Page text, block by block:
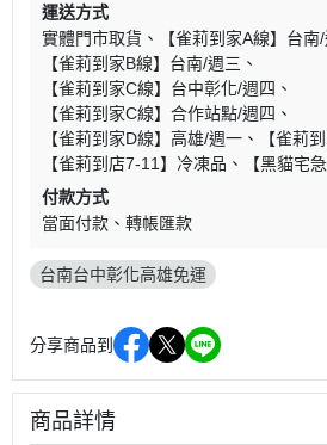
運送方式
實體門市取貨
【雀莉到家A線】台南
【雀莉到家B線】台南/週三
【雀莉到家C線】台中彰化/週四
【雀莉到家C線】合作站點/週四
【雀莉到家D線】高雄/週一
【雀莉
【雀莉到店7-11】冷凍品
【黑貓宅
付款方式
當面付款
轉帳匯款
台南台中彰化高雄免運
分享商品到
商品詳情